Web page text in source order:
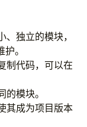
独立的模块，
。
制代码，可以在
模块。
其成为项目版本